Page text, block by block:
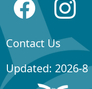
Contact Us
Updated: 2026-8